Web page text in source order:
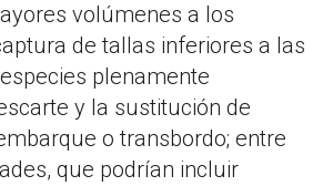
volúmenes a los
de tallas inferiores a las
plenamente
y la sustitución de
o transbordo; entre
que podrían incluir